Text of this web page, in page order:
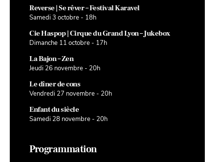
Reverse | Se rêver – Festival Karavel
Samedi 3 octobre - 18h
Cie Haspop | Cirque du Grand Lyon – Jukebox
Dimanche 11 octobre - 17h
La Bajon – Zen
Jeudi 26 novembre - 20h
Le dîner de cons
Vendredi 27 novembre - 20h
Enfant du siècle
Samedi 28 novembre - 20h
Programmation